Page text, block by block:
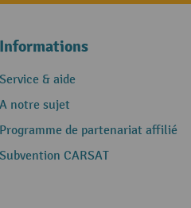
Informations
Service & aide
A notre sujet
Programme de partenariat affilié
Subvention CARSAT